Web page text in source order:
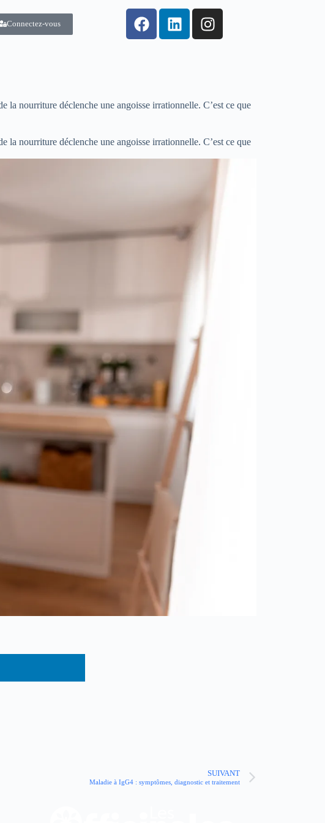
Connectez-vous
la nourriture déclenche une angoisse irrationnelle. C’est ce que
la nourriture déclenche une angoisse irrationnelle. C’est ce que
SUIVANT
Maladie à IgG4 : symptômes, diagnostic et traitement